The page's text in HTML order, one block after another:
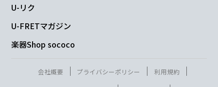
心もたな
U-リク
U-FRETマガジン
楽器Shop sococo
会社概要 プライバシーポリシー
利用規約